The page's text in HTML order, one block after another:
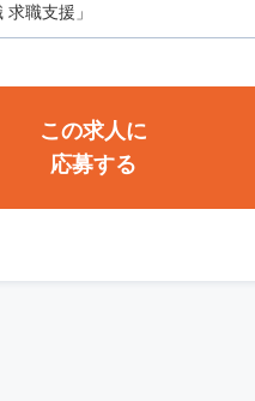
職支援」
この求人に
応募する